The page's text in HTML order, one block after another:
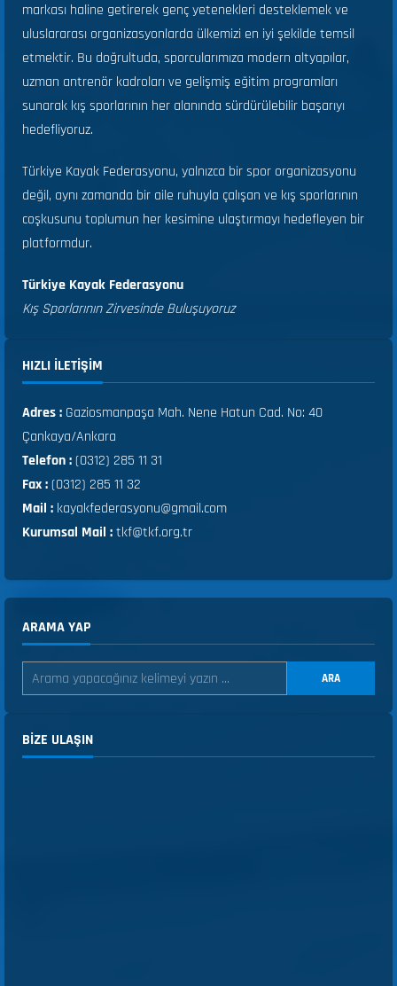
markası haline getirerek genç yetenekleri desteklemek ve
uluslararası organizasyonlarda ülkemizi en iyi şekilde temsil
etmektir. Bu doğrultuda, sporcularımıza modern altyapılar,
uzman antrenör kadroları ve gelişmiş eğitim programları
sunarak kış sporlarının her alanında sürdürülebilir başarıyı
hedefliyoruz.
Türkiye Kayak Federasyonu, yalnızca bir spor organizasyonu
değil, aynı zamanda bir aile ruhuyla çalışan ve kış sporlarının
coşkusunu toplumun her kesimine ulaştırmayı hedefleyen bir
platformdur.
Türkiye Kayak Federasyonu
Kış Sporlarının Zirvesinde Buluşuyoruz
HIZLI ILETIŞIM
Adres : Gaziosmanpaşa Mah. Nene Hatun Cad. No: 40
Çankaya/Ankara
Telefon :(0312) 285 11 31
Fax :(0312) 285 11 32
Mail : kayakfederasyonu@gmail.com
Kurumsal Mail :tkf@tkf.org.tr
ARAMA YAP
ARA
BIZE ULAŞIN